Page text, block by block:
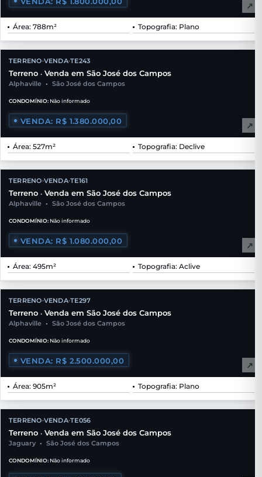
↗
Área: 788m² Topografia: Plano
TERRENO•VENDA•TE243
Terreno • Venda em São José dos Campos
Alphaville • São José dos Campos
CONDOMÍNIO: Não informado
VENDA: R$ 1.380.000,00 ↗
Área: 527m² Topografia: Declive
TERRENO•VENDA•TE161
Terreno • Venda em São José dos Campos
Alphaville • São José dos Campos
CONDOMÍNIO: Não informado
VENDA: R$ 1.080.000,00 ↗
Área: 495m² Topografia: Aclive
TERRENO•VENDA•TE297
Terreno • Venda em São José dos Campos
Alphaville • São José dos Campos
CONDOMÍNIO: Não informado
VENDA: R$ 2.500.000,00 ↗
Área: 905m² Topografia: Plano
TERRENO•VENDA•TE056
Terreno • Venda em São José dos Campos
Jaguary • São José dos Campos
CONDOMÍNIO: Não informado